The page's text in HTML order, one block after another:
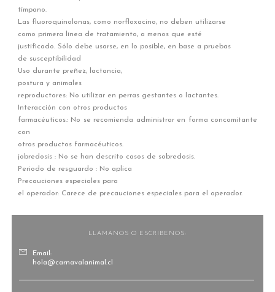
tímpano.
Las fluoroquinolonas, como norfloxacino, no deben utilizarse
como primera línea de tratamiento, a menos que esté
justificado. Sólo debe usarse, en lo posible, en base a pruebas
de susceptibilidad
Uso durante preñez, lactancia,
postura y animales
reproductores: No utilizar en perras gestantes o lactantes.
Interacción con otros productos
farmacéuticos.: No se recomienda administrar en forma concomitante
con
otros productos farmacéuticos.
jobredosis : No se han descrito casos de sobredosis.
Periodo de resguardo : No aplica
Precauciones especiales para
el operador: Carece de precauciones especiales para el operador.
LLAMANOS O ESCRIBENOS:
Email:
hola@carnavalanimal.cl